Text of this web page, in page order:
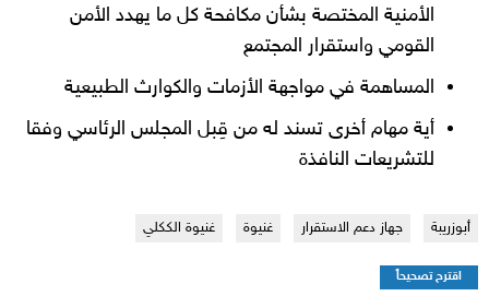
الأمنية المختصة بشأن مكافحة كل ما يهدد الأمن
القومي واستقرار المجتمع
المساهمة في مواجهة الأزمات والكوارث الطبيعية
أية مهام أخرى تسند له من قِبل المجلس الرئاسي وفقا
للتشريعات النافذة
أبوزريبة جهاز دعم الاستقرار غنيوة غنيوة الككلي
اقترح تصحيحاً